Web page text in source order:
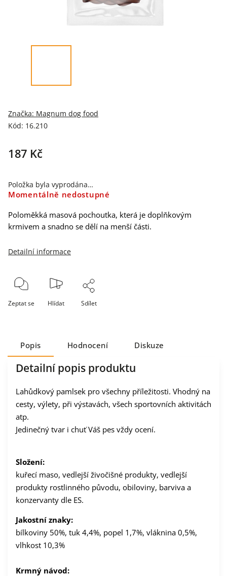
Kód: 16.210
Značka: Magnum dog food
187 Kč
Momentálně nedostupné
Položka byla vyprodána…
Poloměkká masová pochoutka, která je doplňkovým
krmivem a snadno se dělí na menší části.
Detailní informace
Zeptat se Hlídat Sdílet
Popis Hodnocení Diskuze
Detailní popis produktu
Lahůdkový pamlsek pro všechny příležitosti. Vhodný na
cesty, výlety, při výstavách, všech sportovních aktivitách
atp.
Jedinečný tvar i chuť Váš pes vždy ocení.
Složení:
kuřecí maso, vedlejší živočišné produkty, vedlejší
produkty rostlinného původu, obiloviny, barviva a
konzervanty dle ES.
Jakostní znaky:
bílkoviny 50%, tuk 4,4%, popel 1,7%, vláknina 0,5%,
vlhkost 10,3%
Krmný návod: